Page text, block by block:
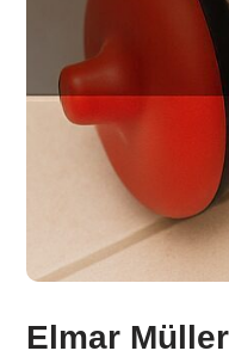
Besuchen Sie
Elmar